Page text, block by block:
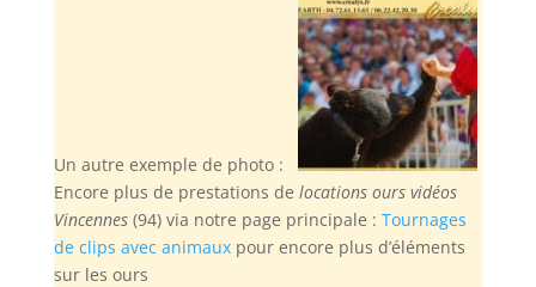
Un autre exemple de photo :
Encore plus de prestations de locations ours vidéos
Vincennes(94) via notre page principale : Tournages
de clips avec animauxpour encore plus d’éléments
sur les ours